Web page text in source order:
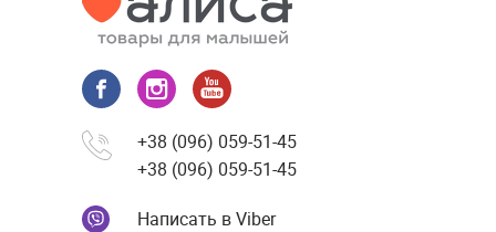
+38 (096) 059-51-45
+38 (096) 059-51-45
Написать в Viber